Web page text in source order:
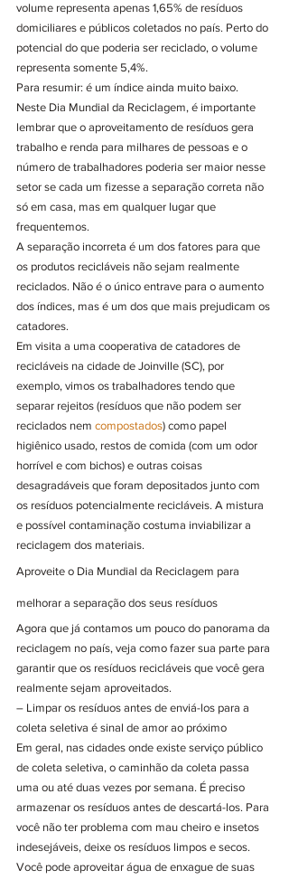
volume representa apenas 1,65% de resíduos
domiciliares e públicos coletados no país. Perto do
potencial do que poderia ser reciclado, o volume
representa somente 5,4%.
Para resumir: é um índice ainda muito baixo.
Neste Dia Mundial da Reciclagem, é importante
lembrar que o aproveitamento de resíduos gera
trabalho e renda para milhares de pessoas e o
número de trabalhadores poderia ser maior nesse
setor se cada um fizesse a separação correta não
só em casa, mas em qualquer lugar que
frequentemos.
A separação incorreta é um dos fatores para que
os produtos recicláveis não sejam realmente
reciclados. Não é o único entrave para o aumento
dos índices, mas é um dos que mais prejudicam os
catadores.
Em visita a uma cooperativa de catadores de
recicláveis na cidade de Joinville (SC), por
exemplo, vimos os trabalhadores tendo que
separar rejeitos (resíduos que não podem ser
reciclados nem compostados) como papel
higiênico usado, restos de comida (com um odor
horrível e com bichos) e outras coisas
desagradáveis que foram depositados junto com
os resíduos potencialmente recicláveis. A mistura
e possível contaminação costuma inviabilizar a
reciclagem dos materiais.
Aproveite o Dia Mundial da Reciclagem para
melhorar a separação dos seus resíduos
Agora que já contamos um pouco do panorama da
reciclagem no país, veja como fazer sua parte para
garantir que os resíduos recicláveis que você gera
realmente sejam aproveitados.
– Limpar os resíduos antes de enviá-los para a
coleta seletiva é sinal de amor ao próximo
Em geral, nas cidades onde existe serviço público
de coleta seletiva, o caminhão da coleta passa
uma ou até duas vezes por semana. É preciso
armazenar os resíduos antes de descartá-los. Para
você não ter problema com mau cheiro e insetos
indesejáveis, deixe os resíduos limpos e secos.
Você pode aproveitar água de enxague de suas